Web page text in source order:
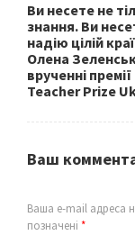
Ви несете не
знання. Ви
надію цілій
Олена
врученні
Teacher Prize
Ваш
Ваша e-mail адреса
позначені *